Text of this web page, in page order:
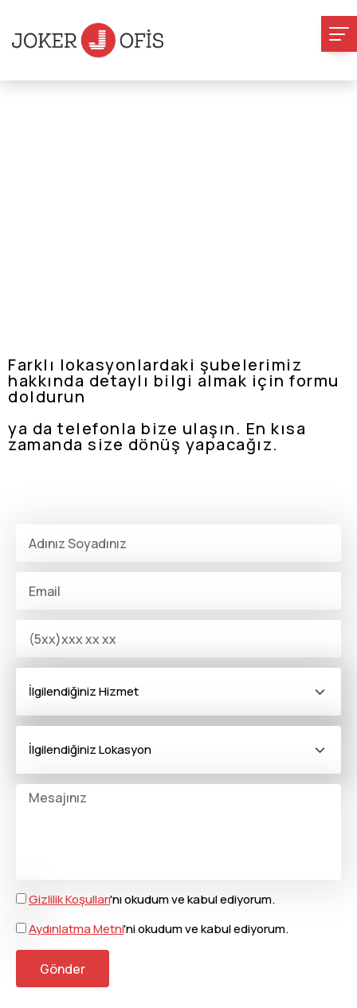
Farklı lokasyonlardaki şubelerimiz
hakkında detaylı bilgi almak için formu
doldurun
ya da telefonla bize ulaşın. En kısa
zamanda size dönüş yapacağız.
Gizlilik Koşulları'nı okudum ve kabul ediyorum.
Aydınlatma Metni'ni okudum ve kabul ediyorum.
Gönder